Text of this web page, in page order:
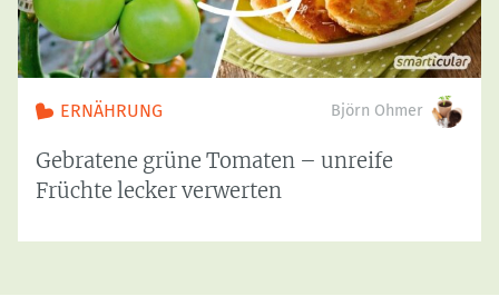
ERNÄHRUNG Björn Ohmer
Gebratene grüne Tomaten – unreife
Früchte lecker verwerten